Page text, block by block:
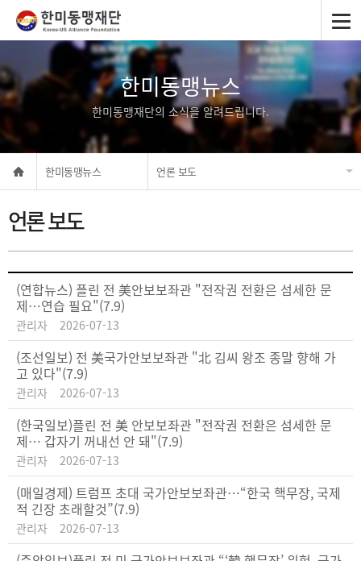
한미동맹뉴스
한미동맹재단의 소식을 알려드립니다.
한미동맹뉴스 언론 보도
언론 보도
(연합뉴스) 플린 전 美안보보좌관 "전작권 전환은 섬세한 문
제…연습 필요"(7.9)
관리자 2026-07-13
(조선일보) 전 美국가안보보좌관 "北 김씨 왕조 종말 향해 가
고 있다"(7.9)
관리자 2026-07-13
(한국일보)플린 전 美 안보보좌관 "전작권 전환은 섬세한 문
제… 갑자기 꺼내선 안 돼"(7.9)
관리자 2026-07-13
(매일경제) 트럼프 초대 국가안보보좌관…“한국 핵무장, 국제
적 긴장 초래할것”(7.9)
관리자 2026-07-13